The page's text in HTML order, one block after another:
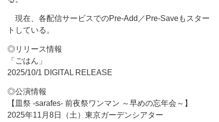
現在、各配信サービスでのPre-Add／Pre-Saveもスター
トしている。
◎リリース情報
「ごはん」
2025/10/1 DIGITAL RELEASE
◎公演情報
【皿祭 -sarafes- 前夜祭ワンマン ～早めの忘年会～】
2025年11月8日（土）東京ガーデンシアター